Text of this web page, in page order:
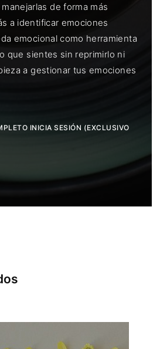
de forma más
a identificar emociones
emocional como herramienta
que sientes sin reprimirlo ni
a gestionar tus emociones
INICIA SESIÓN (EXCLUSIVO